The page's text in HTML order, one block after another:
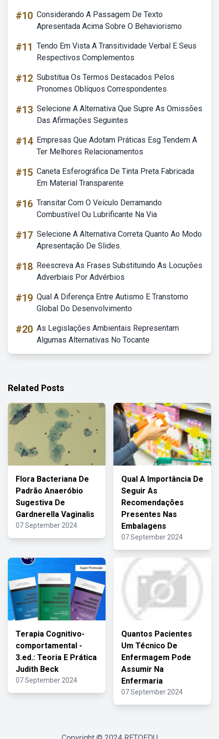
#10 Considerando A Passagem De Texto
Apresentada Acima Sobre O Behaviorismo
#11 Tendo Em Vista A Transitividade Verbal E Seus
Respectivos Complementos
#12 Substitua Os Termos Destacados Pelos
Pronomes Oblíquos Correspondentes
#13 Selecione A Alternativa Que Supre As Omissões
Das Afirmações Seguintes
#14 Empresas Que Adotam Práticas Esg Tendem A
Ter Melhores Relacionamentos
#15 Caneta Esferográfica De Tinta Preta Fabricada
Em Material Transparente
#16 Transitar Com O Veículo Derramando
Combustível Ou Lubrificante Na Via
#17 Selecione A Alternativa Correta Quanto Ao Modo
Apresentação De Slides.
#18 Reescreva As Frases Substituindo As Locuções
Adverbiais Por Advérbios
#19 Qual A Diferença Entre Autismo E Transtorno
Global Do Desenvolvimento
#20 As Legislações Ambientais Representam
Algumas Alternativas No Tocante
Related Posts
Flora Bacteriana De
Padrão Anaeróbio
Sugestiva De
Gardnerella Vaginalis
07 September 2024
Qual A Importância De
Seguir As
Recomendações
Presentes Nas
Embalagens
07 September 2024
Terapia Cognitivo-
comportamental -
3.ed.: Teoria E Prática
Judith Beck
07 September 2024
Quantos Pacientes
Um Técnico De
Enfermagem Pode
Assumir Na
Enfermaria
07 September 2024